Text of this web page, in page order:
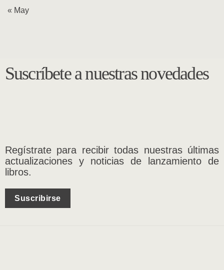
« May
Suscríbete a nuestras novedades
Regístrate para recibir todas nuestras últimas
actualizaciones y noticias de lanzamiento de
libros.
Suscribirse